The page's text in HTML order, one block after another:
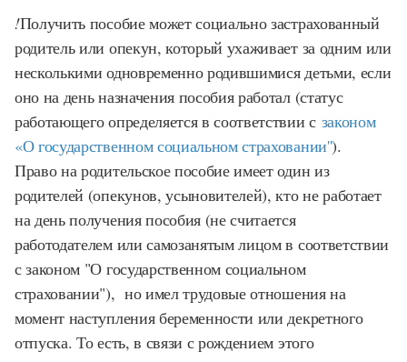
!Получить пособие может социально застрахованный
родитель или опекун, который ухаживает за одним или
несколькими одновременно родившимися детьми, если
оно на день назначения пособия работал (статус
работающего определяется в соответствии с законом
«О государственном социальном страховании'').
Право на родительское пособие имеет один из
родителей (опекунов, усыновителей), кто не работает
на день получения пособия (не считается
работодателем или самозанятым лицом в соответствии
с законом "О государственном социальном
страховании"), но имел трудовые отношения на
момент наступления беременности или декретного
отпуска. То есть, в связи с рождением этого